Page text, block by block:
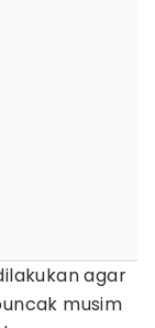
agar
musim